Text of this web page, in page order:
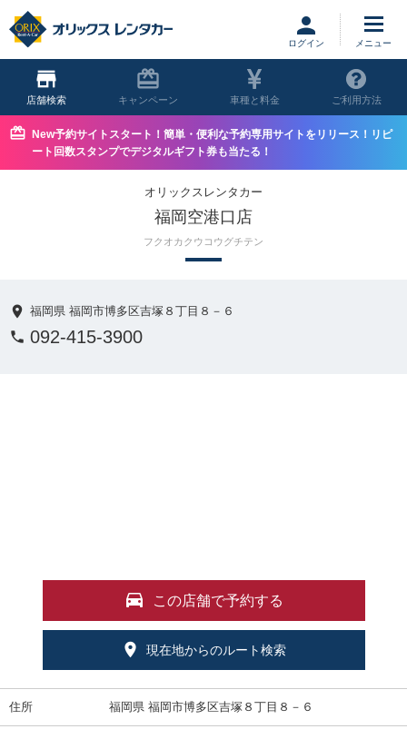
ログイン
店舗 キャンペーン 車種と料金 ご利用方法
New予約サイトスタート！簡単・便利な予約専用サイトをリリース！リピ
ート回数スタンプでデジタルギフト券も当たる！
オリックスレンタカー
福岡空港口店
フクオカクウコウグチテン
福岡県 福岡市博多区吉塚８丁目８－６
092-415-3900
この店舗で予約する
現在地からのルート検索
住所 福岡県 福岡市博多区吉塚８丁目８－６